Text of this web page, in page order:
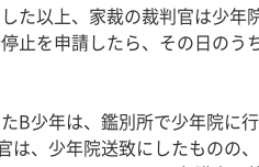
た以上、家裁の裁判官は少年
止を申請したら、その日のう
B少年は、鑑別所で少年院に
は、少年院送致にしたものの